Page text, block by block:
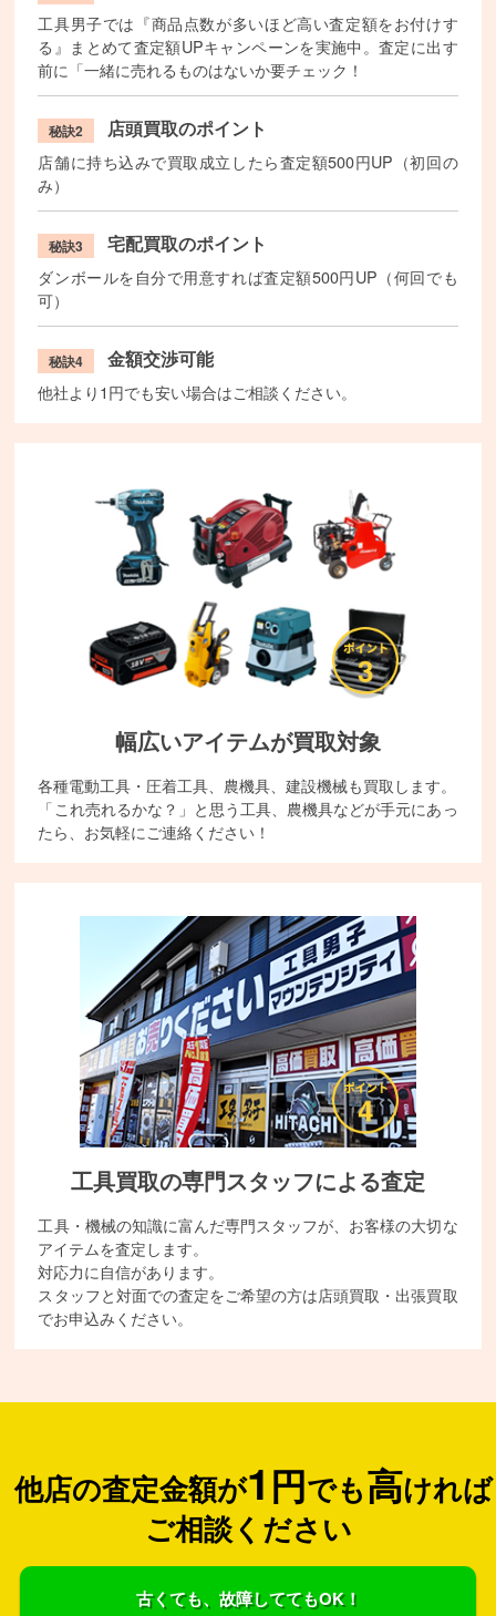
工具男子では『商品点数が多いほど高い査定額をお付けす
る』まとめて査定額UPキャンペーンを実施中。査定に出す
前に「一緒に売れるものはないか要チェック！
秘訣2 店頭買取のポイント
店舗に持ち込みで買取成立したら査定額500円UP（初回の
み）
秘訣3 宅配買取のポイント
ダンボールを自分で用意すれば査定額500円UP（何回でも
可）
秘訣4 金額交渉可能
他社より1円でも安い場合はご相談ください。
幅広いアイテムが買取対象
各種電動工具・圧着工具、農機具、建設機械も買取します。
「これ売れるかな？」と思う工具、農機具などが手元にあっ
たら、お気軽にご連絡ください！
工具買取の専門スタッフによる査定
工具・機械の知識に富んだ専門スタッフが、お客様の大切な
アイテムを査定します。
対応力に自信があります。
スタッフと対面での査定をご希望の方は店頭買取・出張買取
でお申込みください。
他店の査定金額が1円でも高ければ
ご相談ください
古くても、故障しててもOK！